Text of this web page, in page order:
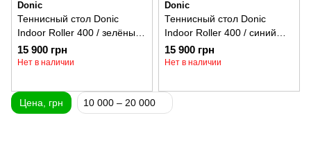
Donic
Теннисный стол Donic
Indoor Roller 400 / зелёный
230284-G
15 900 грн
Нет в наличии
Donic
Теннисный стол Donic
Indoor Roller 400 / синий
230284
15 900 грн
Нет в наличии
Цена, грн 10 000 – 20 000